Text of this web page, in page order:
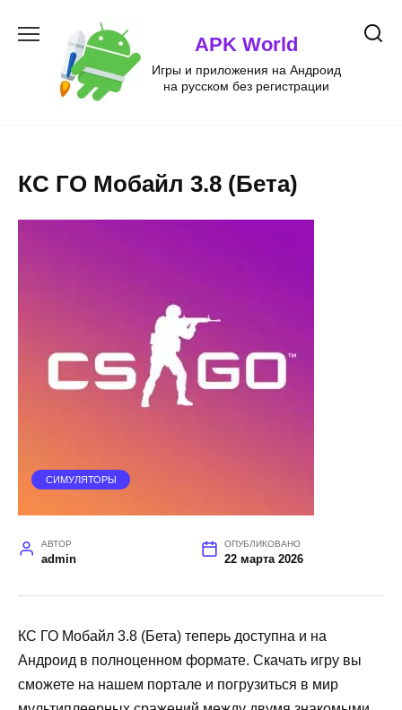
содержанию
APK World
Игры и приложения на Андроид
на русском без регистрации
КС ГО Мобайл 3.8 (Бета)
СИМУЛЯТОРЫ
АВТОР
admin
ОПУБЛИКОВАНО
22 марта 2026
КС ГО Мобайл 3.8 (Бета) теперь доступна и на
Андроид в полноценном формате. Скачать игру вы
сможете на нашем портале и погрузиться в мир